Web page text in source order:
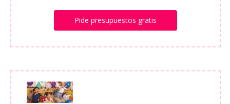
Pide presupuestos gratis